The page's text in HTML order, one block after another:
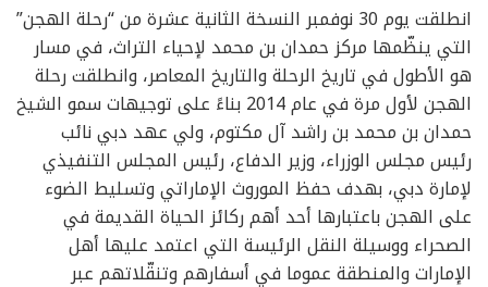
انطلقت يوم 30 نوفمبر النسخة الثانية عشرة من “رحلة الهجن”
التي ينظّمها مركز حمدان بن محمد لإحياء التراث، في مسار
هو الأطول في تاريخ الرحلة والتاريخ المعاصر، وانطلقت رحلة
الهجن لأول مرة في عام 2014 بناءً على توجيهات سمو الشيخ
حمدان بن محمد بن راشد آل مكتوم، ولي عهد دبي نائب
رئيس مجلس الوزراء، وزير الدفاع، رئيس المجلس التنفيذي
لإمارة دبي، بهدف حفظ الموروث الإماراتي وتسليط الضوء
على الهجن باعتبارها أحد أهم ركائز الحياة القديمة في
الصحراء ووسيلة النقل الرئيسة التي اعتمد عليها أهل
الإمارات والمنطقة عموما في أسفارهم وتنقّلاتهم عبر